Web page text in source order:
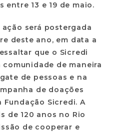
entre 13 e 19 de maio.
ação será postergada
deste ano, em data a
que o Sicredi
de maneira
de pessoas e na
de doações
Sicredi. A
de 120 anos no Rio
de cooperar e